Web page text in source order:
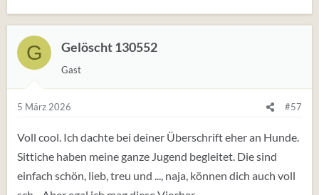
G Gelöscht 130552
Gast
5 März 2026 #57
Voll cool. Ich dachte bei deiner Überschrift eher an Hunde.
Sittiche haben meine ganze Jugend begleitet. Die sind
einfach schön, lieb, treu und ..., naja, können dich auch voll